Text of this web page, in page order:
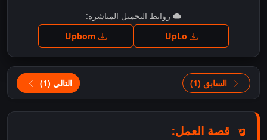
اضغط للمشاهدة
روابط التحميل المباشرة:
السابق (1) التالي (1)
قصة العمل: